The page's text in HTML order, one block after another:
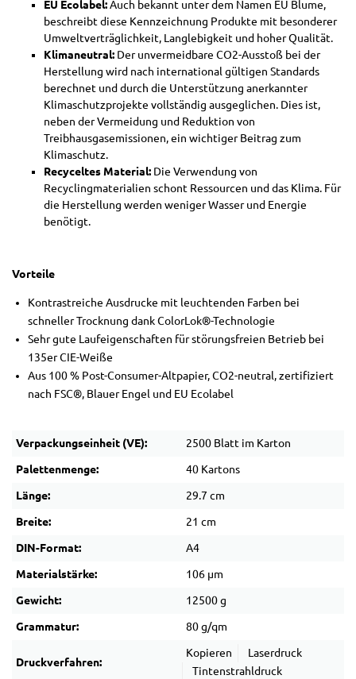
EU Ecolabel:Auch bekannt unter dem Namen EU Blume,
beschreibt diese Kennzeichnung Produkte mit besonderer
Umweltverträglichkeit, Langlebigkeit und hoher Qualität.
Klimaneutral: Der unvermeidbare CO2-Ausstoß bei der
Herstellung wird nach international gültigen Standards
berechnet und durch die Unterstützung anerkannter
Klimaschutzprojekte vollständig ausgeglichen. Dies ist,
neben der Vermeidung und Reduktion von
Treibhausgasemissionen, ein wichtiger Beitrag zum
Klimaschutz.
Recyceltes Material: Die Verwendung von
Recyclingmaterialien schont Ressourcen und das Klima. Für
die Herstellung werden weniger Wasser und Energie
benötigt.
Vorteile
Kontrastreiche Ausdrucke mit leuchtenden Farben bei
schneller Trocknung dank ColorLok®-Technologie
Sehr gute Laufeigenschaften für störungsfreien Betrieb bei
135er CIE-Weiße
Aus 100 % Post-Consumer-Altpapier, CO2-neutral, zertifiziert
nach FSC®, Blauer Engel und EU Ecolabel
Verpackungseinheit (VE): 2500 Blatt im Karton
Palettenmenge: 40 Kartons
Länge: 29.7 cm
Breite: 21 cm
DIN-Format: A4
Materialstärke: 106 µm
Gewicht: 12500 g
Grammatur: 80 g/qm
Druckverfahren:
Kopieren
Laserdruck
Tintenstrahldruck